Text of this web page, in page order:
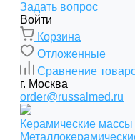
Задать вопрос
Войти
Корзина
Отложенные
Сравнение
г. Москва
order@russalmed.ru
Керамические массы